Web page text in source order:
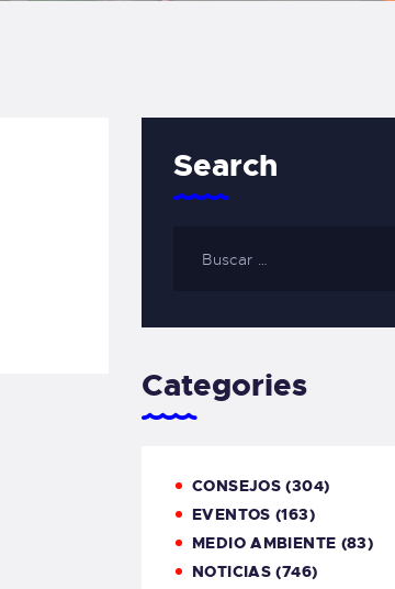
Search
Categories
CONSEJOS (304)
EVENTOS (163)
MEDIO AMBIENTE (83)
NOTICIAS (746)